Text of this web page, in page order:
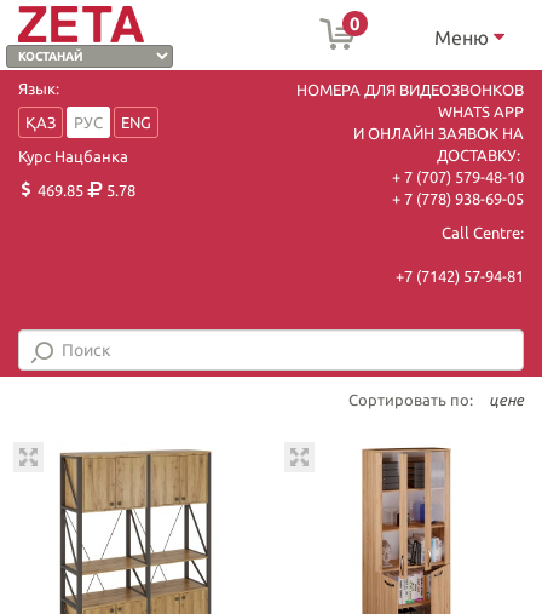
0
Меню
Язык:
ҚАЗ
РУС
ENG
Курс Нацбанка
469.85
5.78
НОМЕРА ДЛЯ ВИДЕОЗВОНКОВ
WHATS APP
И ОНЛАЙН ЗАЯВОК НА
ДОСТАВКУ:
+ 7 (707) 579-48-10
+ 7 (778) 938-69-05
Call Centre:
+7 (7142) 57-94-81
Сортировать по: цене